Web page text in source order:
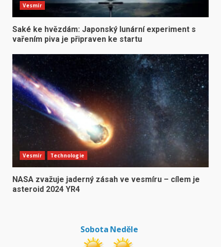
Vesmír
Saké ke hvězdám: Japonský lunární experiment s
vařením piva je připraven ke startu
Vesmír Technologie
NASA zvažuje jaderný zásah ve vesmíru – cílem je
asteroid 2024 YR4
Sobota Neděle